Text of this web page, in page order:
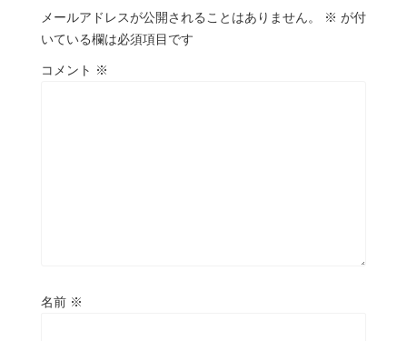
メールアドレスが公開されることはありません。 ※ が付
いている欄は必須項目です
コメント ※
名前 ※